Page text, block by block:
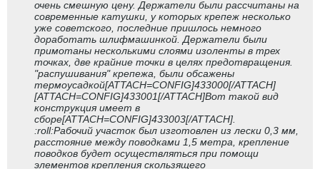
очень смешную цену. Держатели были рассчитаны на
современные катушки, у которых крепеж несколько
уже советского, последние пришлось немного
доработать шлифмашинкой. Держатели были
примотаны несколькими слоями изоленты в трех
точках, две крайние точки в целях предотвращения.
"распушивания" крепежа, были обсажены
термоусадкой[ATTACH=CONFIG]433000[/ATTACH]
[ATTACH=CONFIG]433001[/ATTACH]Вот такой вид
конструкция имеет в
сборе[ATTACH=CONFIG]433003[/ATTACH].
:roll:Рабочий участок был изготовлен из лески 0,3 мм,
расстояние между поводками 1,5 метра, крепление
поводков будет осуществляться при помощи
элементов крепления скользящего